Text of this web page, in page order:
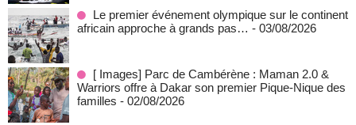
Le premier événement olympique sur le continent
africain approche à grands pas… - 03/08/2026
[ Images] Parc de Cambérène : Maman 2.0 &
Warriors offre à Dakar son premier Pique-Nique des
familles - 02/08/2026